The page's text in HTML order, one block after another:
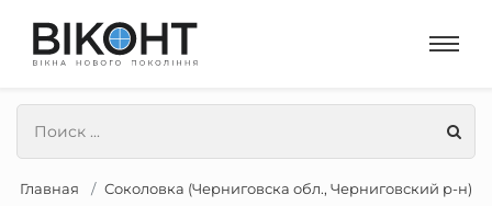
Главная
Соколовка (Черниговска обл., Черниговский р-н)